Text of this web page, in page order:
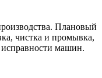
Плановый
чистка и промывка,
исправности машин.